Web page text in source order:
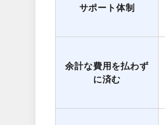
サポート体制
余計な費用を払わず
に済む